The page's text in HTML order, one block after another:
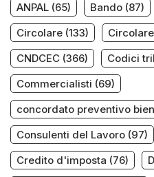
ANPAL (65) Bando (87)
Circolare (133)
CNDCEC (366) Codici
Commercialisti (69)
concordato preventivo
Consulenti del Lavoro (97)
Credito d'imposta (76)